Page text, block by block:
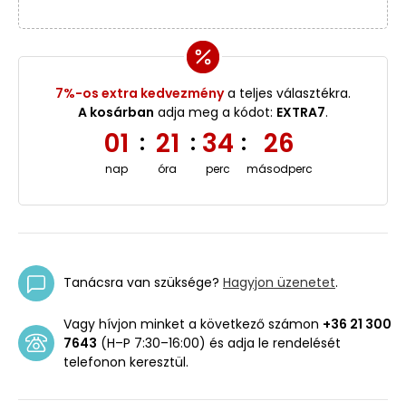
7%-os extra kedvezménya teljes választékra.
A kosárban adja meg a kódot: EXTRA7.
01
nap
: 21
óra
: 34
perc
: 26
másodperc
Tanácsra van szüksége? Hagyjon üzenetet.
Vagy hívjon minket a következő számon +36 21 300
7643 (H–P 7:30–16:00) és adja le rendelését
telefonon keresztül.